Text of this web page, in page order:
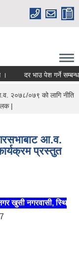
दर भाउ पेश गर्ने सम्बन्धमा
२०७८/०७९ को लागि नीति
|
आ.व.
प्रस्तुत
खुसी नगरवासी, स्थिर र